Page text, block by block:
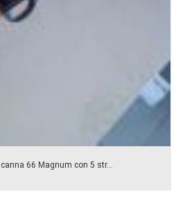
66 Magnum con 5 str...